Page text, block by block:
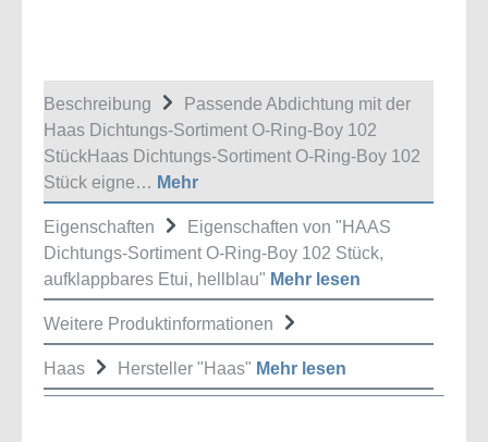
Beschreibung
Passende Abdichtung mit der
Haas Dichtungs-Sortiment O-Ring-Boy 102
StückHaas Dichtungs-Sortiment O-Ring-Boy 102
Stück eigne… Mehr
Eigenschaften
Eigenschaften von "HAAS
Dichtungs-Sortiment O-Ring-Boy 102 Stück,
aufklappbares Etui, hellblau" Mehr lesen
Weitere Produktinformationen
Haas Hersteller "Haas" Mehr lesen